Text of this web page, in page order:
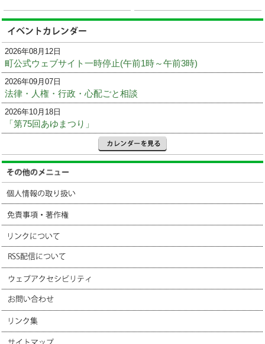
2026年08月12日
町公式ウェブサイト一時停止(午前1時～午前3時)
2026年09月07日
法律・人権・行政・心配ごと相談
2026年10月18日
「第75回あゆまつり」